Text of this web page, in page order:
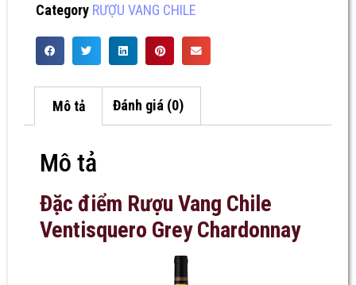
Category RƯỢU VANG CHILE
Mô tả Đánh giá (0)
Mô tả
Đặc điểm Rượu Vang Chile
Ventisquero Grey Chardonnay